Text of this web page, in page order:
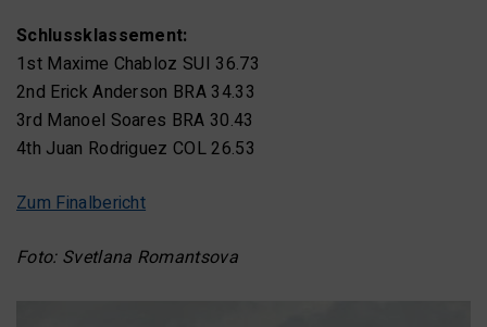
Schlussklassement:
1st Maxime Chabloz SUI 36.73
2nd Erick Anderson BRA 34.33
3rd Manoel Soares BRA 30.43
4th Juan Rodriguez COL 26.53
Zum Finalbericht
Foto: Svetlana Romantsova